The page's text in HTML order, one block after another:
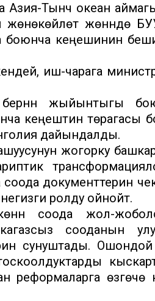
Азия-Тынч океан
жөнөкөйлөтүү жөнүндө
боюнча кеңешинин
иш-чарага
жыйынтыгы
кеңештин төрагасы
дайындалды.
жогорку
документтерин
ролду ойнойт.
соода жол-
сооданын
сунуштады.
реформаларга өзгөчө